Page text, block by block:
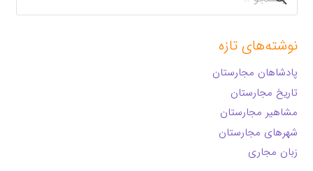
برای:
نوشته‌های تازه
پادشاهان مجارستان
تاریخ مجارستان
مشاهیر مجارستان
شهرهای مجارستان
زبان مجاری